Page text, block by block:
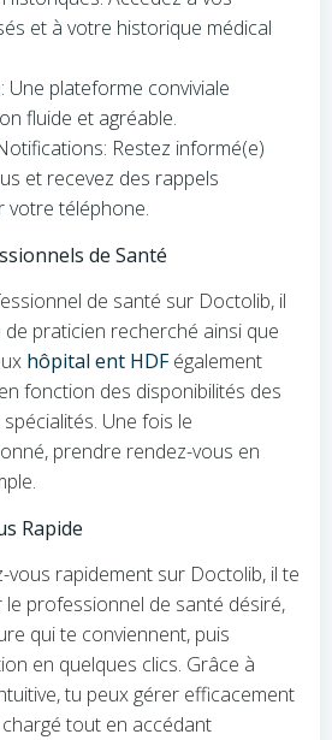
et à votre historique médical
Une plateforme conviviale
fluide et agréable.
Restez informé(e)
et recevez des rappels
votre téléphone.
de Santé
de santé sur Doctolib, il
praticien recherché ainsi que
hôpital ent HDFégalement
fonction des disponibilités des
Une fois le
prendre rendez-vous en
Rapide
rapidement sur Doctolib, il te
professionnel de santé désiré,
qui te conviennent, puis
en quelques clics. Grâce à
tu peux gérer efficacement
tout en accédant